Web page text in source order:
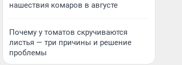
нашествия комаров в августе
Почему у томатов скручиваются
листья — три причины и решение
проблемы